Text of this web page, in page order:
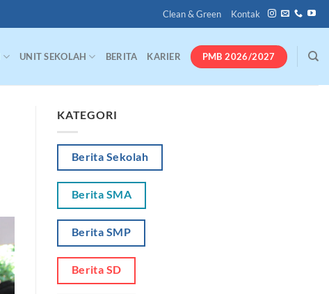
Clean & Green Kontak
UNIT SEKOLAH BERITA KARIER PMB 2026/2027
KATEGORI
Berita Sekolah
Berita SMA
Berita SMP
Berita SD